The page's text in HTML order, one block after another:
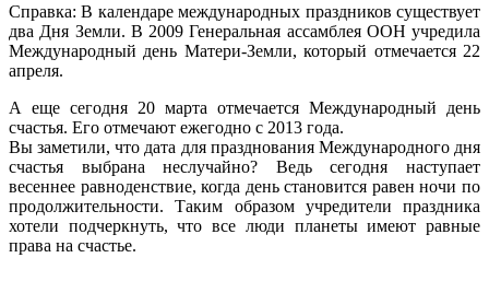
Справка: В календаре международных праздников существует
два Дня Земли. В 2009 Генеральная ассамблея ООН учредила
Международный день Матери-Земли, который отмечается 22
апреля.
А еще сегодня 20 марта отмечается Международный день
счастья. Его отмечают ежегодно с 2013 года.
Вы заметили, что дата для празднования Международного дня
счастья выбрана неслучайно? Ведь сегодня наступает
весеннее равноденствие, когда день становится равен ночи по
продолжительности. Таким образом учредители праздника
хотели подчеркнуть, что все люди планеты имеют равные
права на счастье.